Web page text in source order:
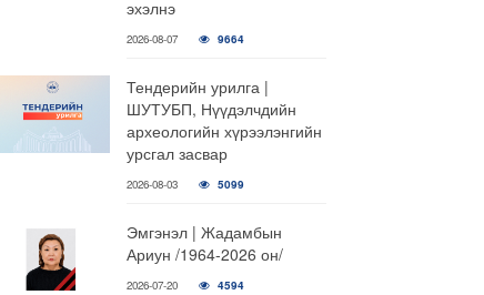
эхэлнэ
2026-08-07 9664
Тендерийн урилга |
ШУТУБП, Нүүдэлчдийн
археологийн хүрээлэнгийн
урсгал засвар
2026-08-03 5099
Эмгэнэл | Жадамбын
Ариун /1964-2026 он/
2026-07-20 4594